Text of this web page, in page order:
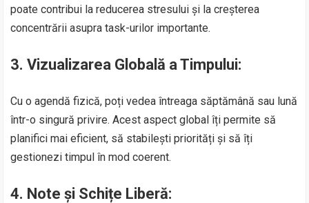
poate contribui la reducerea stresului și la creșterea
concentrării asupra task-urilor importante.
3.Vizualizarea Globală a Timpului:
Cu o agendă fizică, poți vedea întreaga săptămână sau lună
într-o singură privire. Acest aspect global îți permite să
planifici mai eficient, să stabilești priorități și să îți
gestionezi timpul în mod coerent.
4. Note și Schițe Liberă: